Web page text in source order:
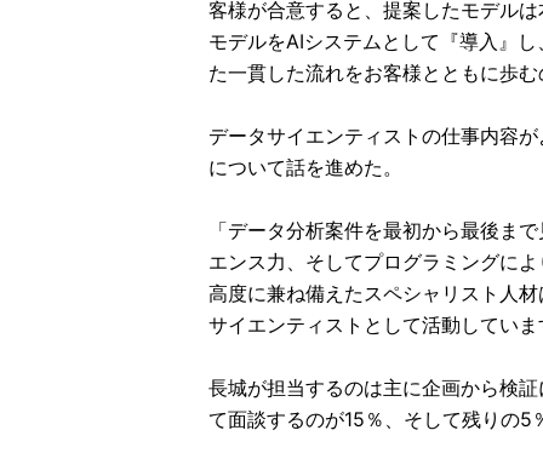
客様が合意すると、提案したモデル
モデルをAIシステムとして『導入』
た一貫した流れをお客様とともに歩
データサイエンティストの仕事内容
について話を進めた。
「データ分析案件を最初から最後ま
エンス力、そしてプログラミングに
高度に兼ね備えたスペシャリスト人
サイエンティストとして活動していま
長城が担当するのは主に企画から検
て面談するのが15％、そして残りの